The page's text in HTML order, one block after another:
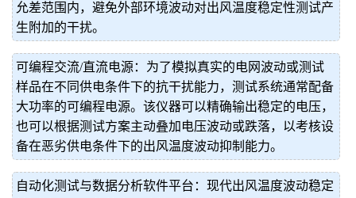
允差范围内，避免外部环境波动对出风温度稳定性测试产
生附加的干扰。
可编程交流/直流电源：为了模拟真实的电网波动或测试
样品在不同供电条件下的抗干扰能力，测试系统通常配备
大功率的可编程电源。该仪器可以精确输出稳定的电压，
也可以根据测试方案主动叠加电压波动或跌落，以考核设
备在恶劣供电条件下的出风温度波动抑制能力。
自动化测试与数据分析软件平台：现代出风温度波动稳定